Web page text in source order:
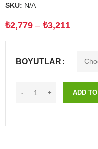
SKU: N/A
₺2,779 – ₺3,211
BOYUTLAR
ADD